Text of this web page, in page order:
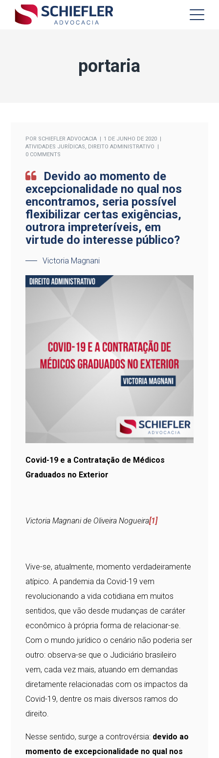
portaria
POR SCHIEFLER ADVOCACIA
1 DE JUNHO DE 2020
ATIVIDADES JURÍDICAS, DIREITO ADMINISTRATIVO
0 COMMENTS
Devido ao momento de
excepcionalidade no qual nos
encontramos, seria possível
flexibilizar certas exigências,
outrora impreteríveis, em
virtude do interesse público?
Victoria Magnani
Covid-19 e a Contratação de Médicos
Graduados no Exterior
Victoria Magnani de Oliveira Nogueira[1]
Vive-se, atualmente, momento verdadeiramente
atípico. A pandemia da Covid-19 vem
revolucionando a vida cotidiana em muitos
sentidos, que vão desde mudanças de caráter
econômico à própria forma de relacionar-se.
Com o mundo jurídico o cenário não poderia ser
outro: observa-se que o Judiciário brasileiro
vem, cada vez mais, atuando em demandas
diretamente relacionadas com os impactos da
Covid-19, dentre os mais diversos ramos do
direito.
Nesse sentido, surge a controvérsia: devido ao
momento de excepcionalidade no qual nos